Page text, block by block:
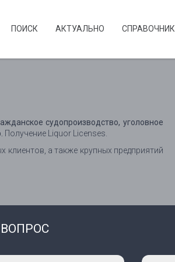
ПОИСК АКТУАЛЬНО CПРАВОЧНИК
судопроизводство, уголовное
Получение Liquor Licenses.
а также крупных предприятий
Тема